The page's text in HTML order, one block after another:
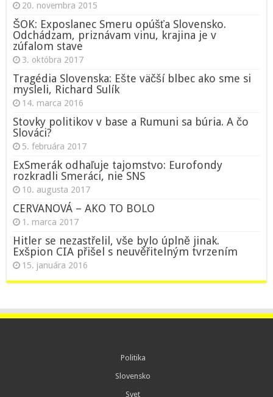
20. novembra 2015
ŠOK: Exposlanec Smeru opúšťa Slovensko.
Odchádzam, priznávam vinu, krajina je v
zúfalom stave
3. októbra 2017
Tragédia Slovenska: Ešte väčší blbec ako sme si
mysleli, Richard Sulík
14. marca 2016
Stovky politikov v base a Rumuni sa búria. A čo
Slováci?
5. februára 2017
ExSmerák odhaľuje tajomstvo: Eurofondy
rozkradli Smeráci, nie SNS
10. augusta 2017
CERVANOVÁ – AKO TO BOLO
1. marca 2017
Hitler se nezastřelil, vše bylo úplně jinak.
Exšpion CIA přišel s neuvěřitelným tvrzením
15. januára 2016
Politika
Slovensko
Svet